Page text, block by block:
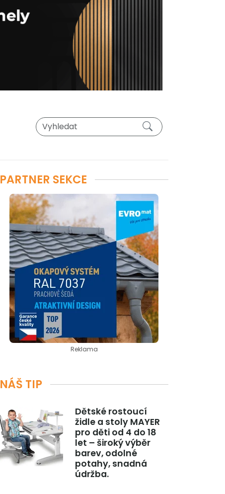
PARTNER SEKCE
Reklama
NÁŠ TIP
Dětské rostoucí
židle a stoly MAYER
pro děti od 4 do 18
let – široký výběr
barev, odolné
potahy, snadná
údržba.